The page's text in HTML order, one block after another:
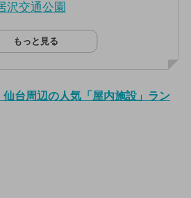
沢交通公園
もっと見る
仙台周辺の人気「屋内施設」ラン